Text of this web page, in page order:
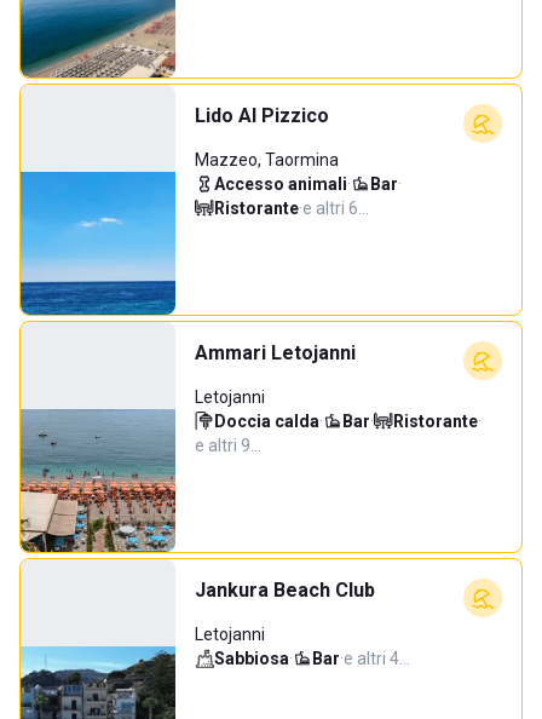
Lido Al Pizzico
Mazzeo, Taormina
Accesso animali· Bar·
Ristorante·e altri 6…
Ammari Letojanni
Letojanni
Doccia calda· Bar· Ristorante·
e altri 9…
Jankura Beach Club
Letojanni
Sabbiosa· Bar·e altri 4…